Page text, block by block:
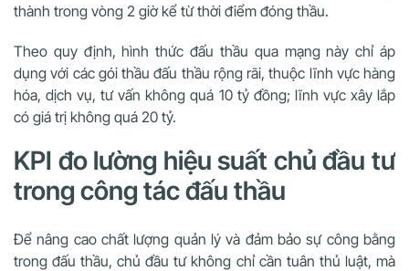
thành trong vòng 2 giờ kể từ thời điểm đóng thầu.
Theo quy định, hình thức đấu thầu qua mạng này chỉ áp
dụng với các gói thầu đấu thầu rộng rãi, thuộc lĩnh vực hàng
hóa, dịch vụ, tư vấn không quá 10 tỷ đồng; lĩnh vực xây lắp
có giá trị không quá 20 tỷ.
KPI đo lường hiệu suất chủ đầu tư
trong công tác đấu thầu
Để nâng cao chất lượng quản lý và đảm bảo sự công bằng
trong đấu thầu, chủ đầu tư không chỉ cần tuân thủ luật, mà